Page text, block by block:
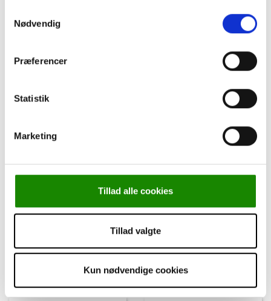
Nødvendig
Præferencer
Statistik
Marketing
Tillad alle cookies
Tillad valgte
Kun nødvendige cookies
Blodtagningsunderlag, 2
lags, 37 x 50 cm, 150 stk.
Cellestofvat, Ubleget, 20 x
30 cm, 5 kg.